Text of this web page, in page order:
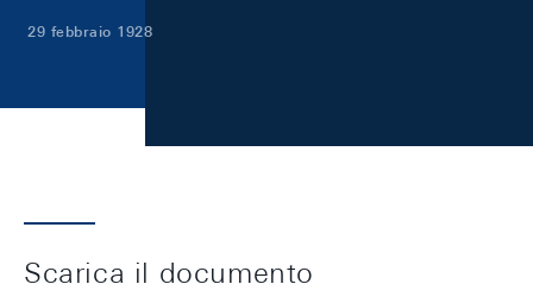
29 febbraio 1928
Scarica il documento